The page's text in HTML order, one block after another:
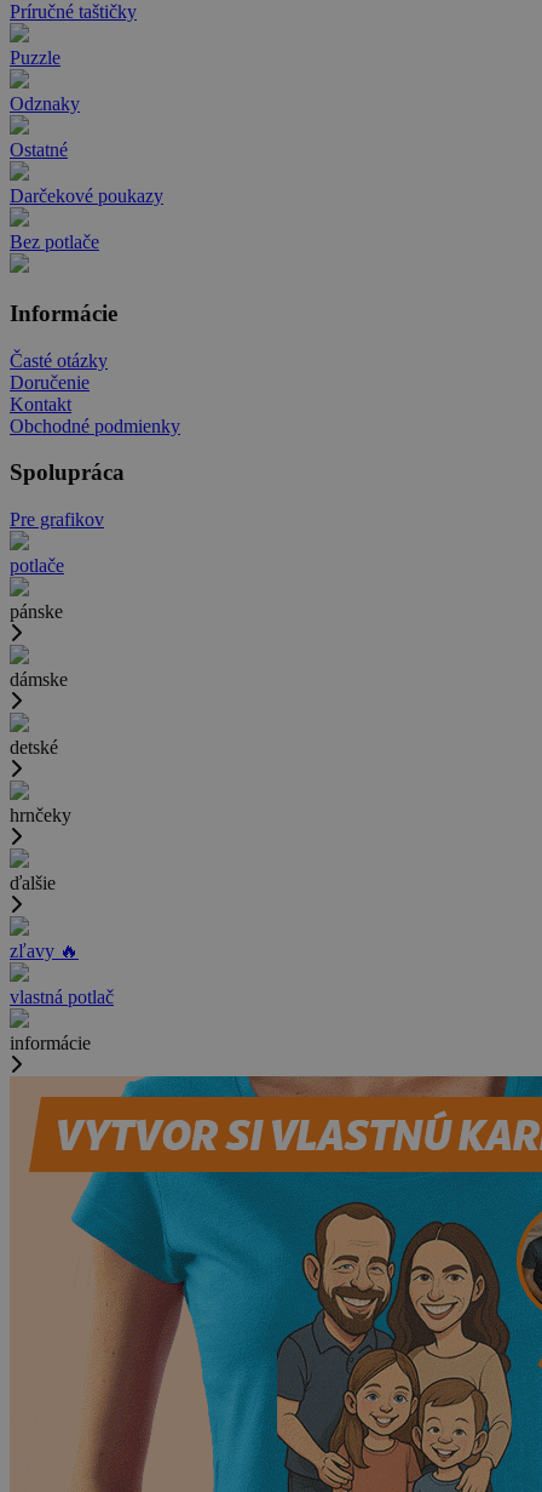
Príručné taštičky
Puzzle
Odznaky
Ostatné
Darčekové poukazy
Bez potlače
Informácie
Časté otázky
Doručenie
Kontakt
Obchodné podmienky
Spolupráca
Pre grafikov
potlače
pánske
dámske
detské
hrnčeky
ďalšie
zľavy 🔥
vlastná potlač
informácie